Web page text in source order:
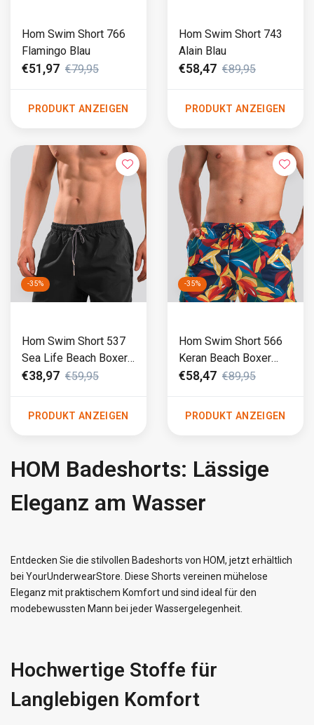
Hom Swim Short 766
Flamingo Blau
€51,97 €79,95
PRODUKT ANZEIGEN
Hom Swim Short 743
Alain Blau
€58,47 €89,95
PRODUKT ANZEIGEN
-35%
Hom Swim Short 537
Sea Life Beach Boxer
Schwarz
€38,97 €59,95
PRODUKT ANZEIGEN
-35%
Hom Swim Short 566
Keran Beach Boxer
Blau
€58,47 €89,95
PRODUKT ANZEIGEN
HOM Badeshorts: Lässige
Eleganz am Wasser
Entdecken Sie die stilvollen Badeshorts von HOM, jetzt erhältlich
bei YourUnderwearStore. Diese Shorts vereinen mühelose
Eleganz mit praktischem Komfort und sind ideal für den
modebewussten Mann bei jeder Wassergelegenheit.
Hochwertige Stoffe für
Langlebigen Komfort